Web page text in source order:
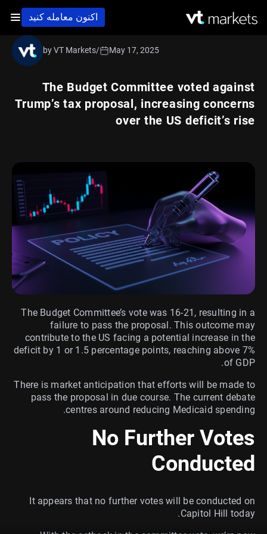
اکنون معامله کنید
The Budget Committee voted against
Trump’s tax proposal, increasing concerns
over the US deficit’s rise
by VT Markets/ May 17, 2025
The Budget Committee’s vote was 16-21, resulting in a
failure to pass the proposal. This outcome may
contribute to the US facing a potential increase in the
deficit by 1 or 1.5 percentage points, reaching above 7%
of GDP.
There is market anticipation that efforts will be made to
pass the proposal in due course. The current debate
centres around reducing Medicaid spending.
No Further Votes
Conducted
It appears that no further votes will be conducted on
Capitol Hill today.